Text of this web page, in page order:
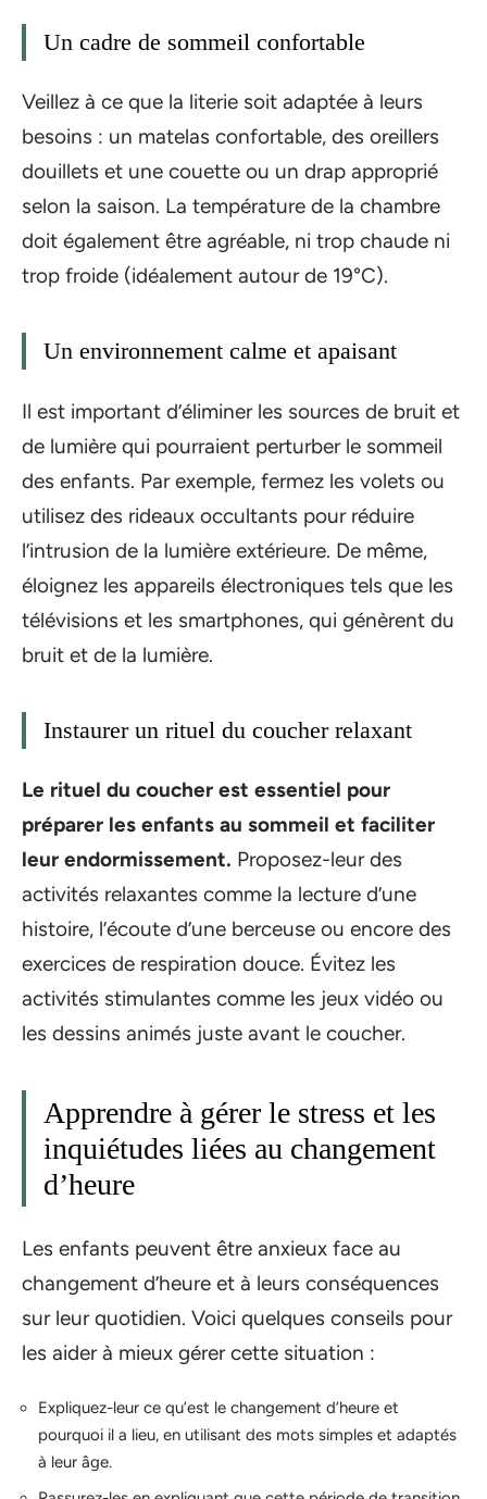
Un cadre de sommeil confortable
Veillez à ce que la literie soit adaptée à leurs
besoins : un matelas confortable, des oreillers
douillets et une couette ou un drap approprié
selon la saison. La température de la chambre
doit également être agréable, ni trop chaude ni
trop froide (idéalement autour de 19°C).
Un environnement calme et apaisant
Il est important d’éliminer les sources de bruit et
de lumière qui pourraient perturber le sommeil
des enfants. Par exemple, fermez les volets ou
utilisez des rideaux occultants pour réduire
l’intrusion de la lumière extérieure. De même,
éloignez les appareils électroniques tels que les
télévisions et les smartphones, qui génèrent du
bruit et de la lumière.
Instaurer un rituel du coucher relaxant
Le rituel du coucher est essentiel pour
préparer les enfants au sommeil et faciliter
leur endormissement. Proposez-leur des
activités relaxantes comme la lecture d’une
histoire, l’écoute d’une berceuse ou encore des
exercices de respiration douce. Évitez les
activités stimulantes comme les jeux vidéo ou
les dessins animés juste avant le coucher.
Apprendre à gérer le stress et les
inquiétudes liées au changement
d’heure
Les enfants peuvent être anxieux face au
changement d’heure et à leurs conséquences
sur leur quotidien. Voici quelques conseils pour
les aider à mieux gérer cette situation :
Expliquez-leur ce qu’est le changement d’heure et
pourquoi il a lieu, en utilisant des mots simples et adaptés
à leur âge.